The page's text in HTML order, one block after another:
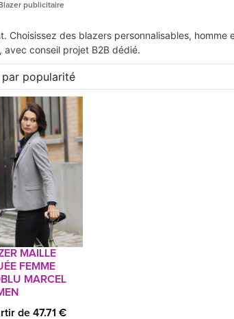
Blazer publicitaire
des blazers personnalisables, homme
conseil projet B2B dédié.
MAILLE
FEMME
MARCEL
de 47.71 €